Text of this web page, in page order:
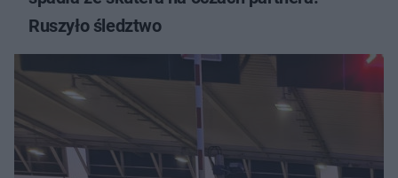
Ruszyło śledztwo